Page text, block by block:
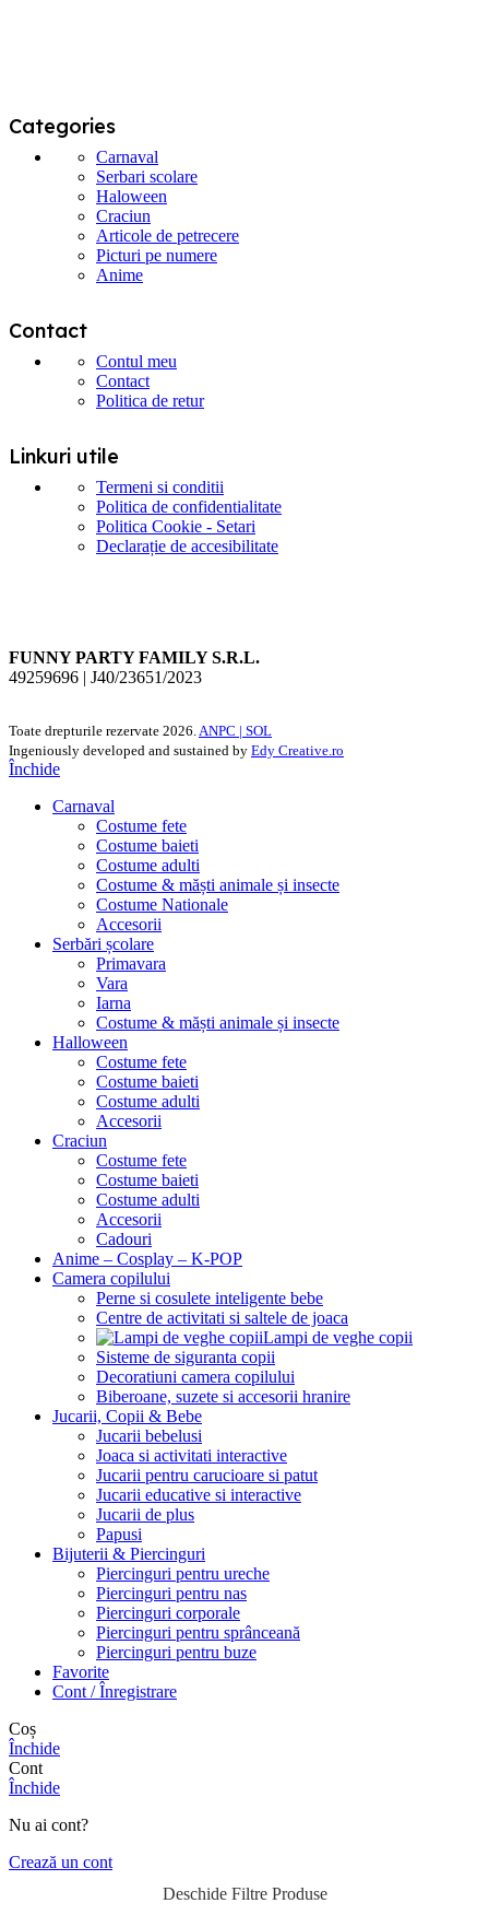
Categories
Carnaval
Serbari scolare
Haloween
Craciun
Articole de petrecere
Picturi pe numere
Anime
Contact
Contul meu
Contact
Politica de retur
Linkuri utile
Termeni si conditii
Politica de confidentialitate
Politica Cookie - Setari
Declarație de accesibilitate
FUNNY PARTY FAMILY S.R.L.
49259696 | J40/23651/2023
Toate drepturile rezervate 2026.ANPC | SOL
Ingeniously developed and sustained by Edy Creative.ro
Închide
Carnaval
Costume fete
Costume baieti
Costume adulti
Costume & măști animale și insecte
Costume Nationale
Accesorii
Serbări școlare
Primavara
Vara
Iarna
Costume & măști animale și insecte
Halloween
Costume fete
Costume baieti
Costume adulti
Accesorii
Craciun
Costume fete
Costume baieti
Costume adulti
Accesorii
Cadouri
Anime – Cosplay – K‑POP
Camera copilului
Perne si cosulete inteligente bebe
Centre de activitati si saltele de joaca
Lampi de veghe copii
Sisteme de siguranta copii
Decoratiuni camera copilului
Biberoane, suzete si accesorii hranire
Jucarii, Copii & Bebe
Jucarii bebelusi
Joaca si activitati interactive
Jucarii pentru carucioare si patut
Jucarii educative si interactive
Jucarii de plus
Papusi
Bijuterii & Piercinguri
Piercinguri pentru ureche
Piercinguri pentru nas
Piercinguri corporale
Piercinguri pentru sprânceană
Piercinguri pentru buze
Favorite
Cont / Înregistrare
Coș
Închide
Cont
Închide
Nu ai cont?
Crează un cont
Deschide Filtre Produse